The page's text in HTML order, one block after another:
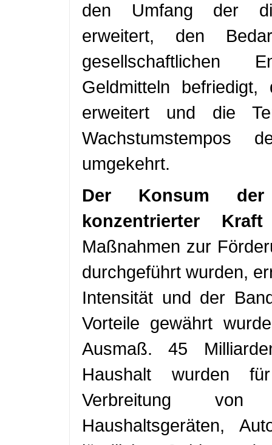
den Umfang der
erweitert, den
gesellschaftlichen
Geldmitteln befriedigt,
erweitert und die
Wachstumstempos
umgekehrt.
Der Konsum
konzentrierter
Maßnahmen zur
durchgeführt wurden,
Intensität und der
Vorteile gewährt
Ausmaß. 45
Haushalt wurden
Verbreitung von
Haushaltsgeräten,